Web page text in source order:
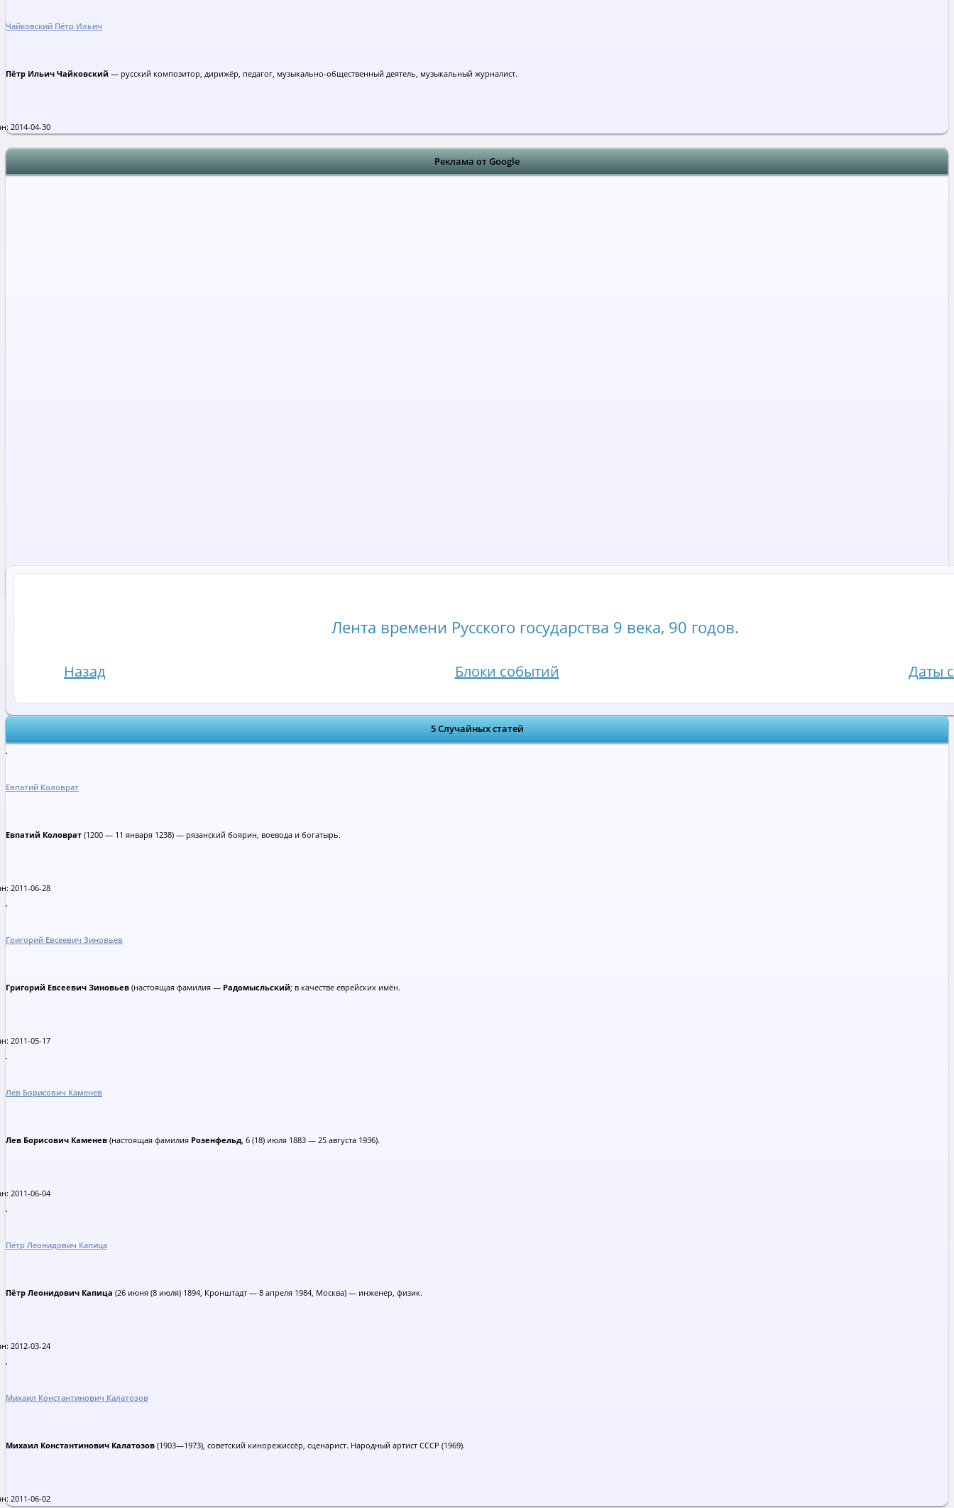
Чайковский Пётр Ильич
Пётр Ильич Чайковский — русский композитор, дирижёр, педагог, музыкально-общественный деятель, музыкальный журналист.
2014-04-30
Реклама от Google
Лента времени Русского государства 9 века, 90 годов.
Назад Блоки событий Даты
5 Случайных статей
Евпатий Коловрат
Евпатий Коловрат (1200 — 11 января 1238) — рязанский боярин, воевода и богатырь.
2011-06-28
Григорий Евсеевич Зиновьев
Григорий Евсеевич Зиновьев (настоящая фамилия — Радомысльский; в качестве еврейских имён.
2011-05-17
Лев Борисович Каменев
Лев Борисович Каменев (настоящая фамилия Розенфельд, 6 (18) июля 1883 — 25 августа 1936).
2011-06-04
Пётр Леонидович Капица
Пётр Леонидович Капица (26 июня (8 июля) 1894, Кронштадт — 8 апреля 1984, Москва) — инженер, физик.
2012-03-24
Михаил Константинович Калатозов
Михаил Константинович Калатозов (1903—1973), советский кинорежиссёр, сценарист. Народный артист СССР (1969).
2011-06-02